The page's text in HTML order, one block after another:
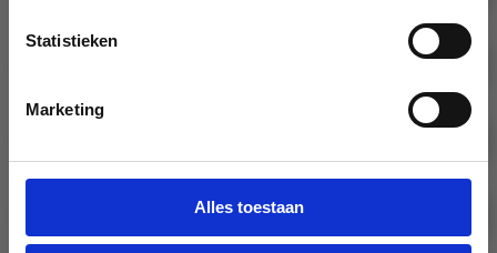
Statistieken
Marketing
Alles toestaan